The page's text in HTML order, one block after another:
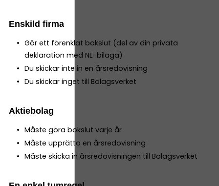
Enskild firma
Gör ett förenklat bokslut (del av din privata
deklaration med NE-bilaga)
Du skickar inte in en årsredovisning
Du skickar inget till Bolagsverket
Aktiebolag
Måste göra bokslut varje år
Måste upprätta en årsredovisning
Måste skicka in årsredovisningen till Bolagsverket